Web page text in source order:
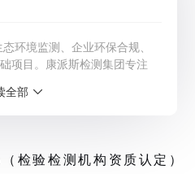
环境监测、企业环保合规、
项目。康派斯检测集团专注
观水、养殖水等全品类水质监
精准
全部
（检验检测机构资质认定）